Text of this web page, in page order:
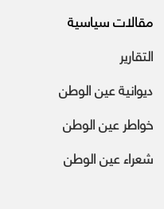
مقالات سياسية
التقارير
ديوانية عين الوطن
خواطر عين الوطن
شعراء عين الوطن